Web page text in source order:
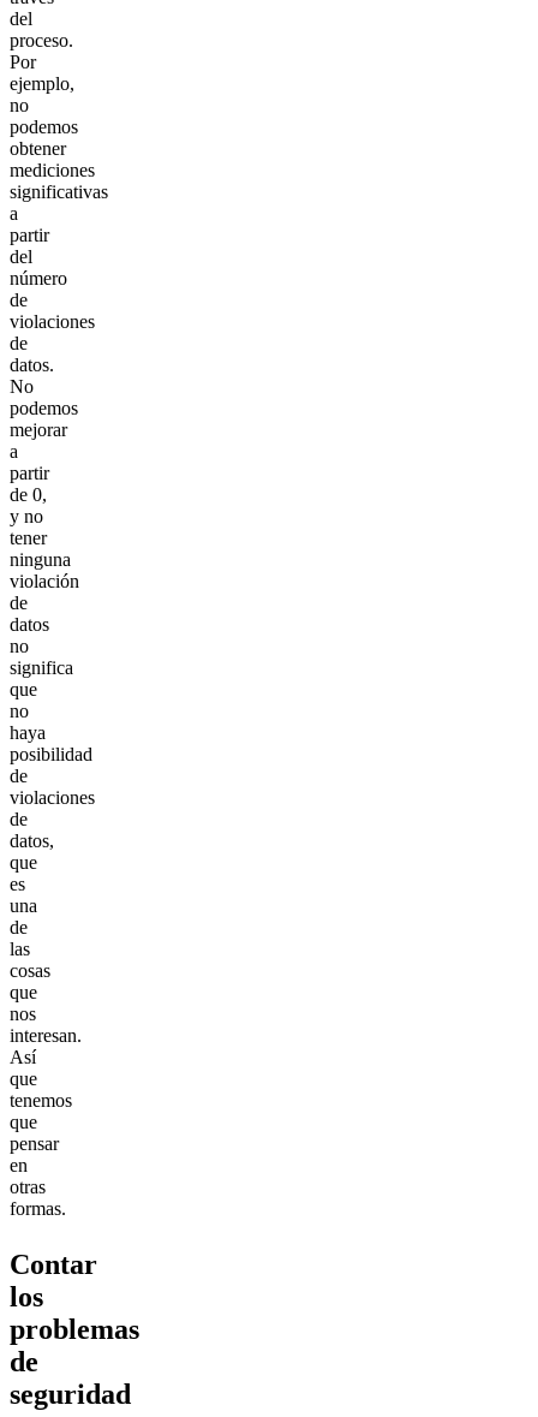
del
proceso.
Por
ejemplo,
no
podemos
obtener
mediciones
significativas
a
partir
del
número
de
violaciones
de
datos.
No
podemos
mejorar
a
partir
de 0,
y no
tener
ninguna
violación
de
datos
no
significa
que
no
haya
posibilidad
de
violaciones
de
datos,
que
es
una
de
las
cosas
que
nos
interesan.
Así
que
tenemos
que
pensar
en
otras
formas.
Contar
los
problemas
de
seguridad